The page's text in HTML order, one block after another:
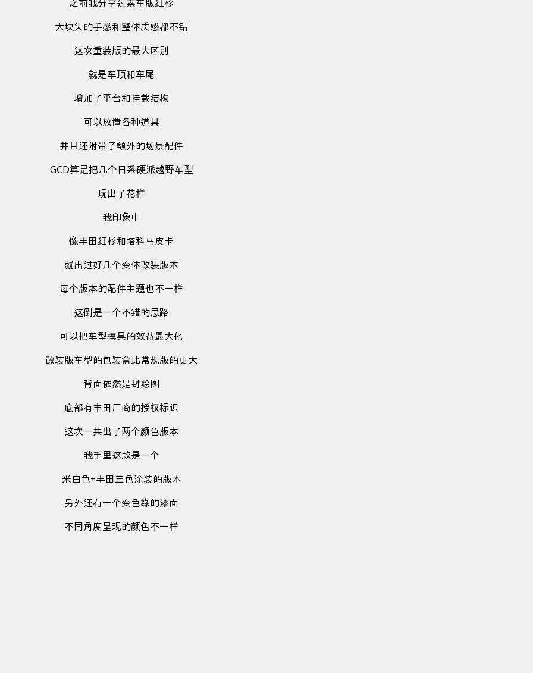
之前我分享过素车版红杉
大块头的手感和整体质感都不错
这次重装版的最大区别
就是车顶和车尾
增加了平台和挂载结构
可以放置各种道具
并且还附带了额外的场景配件
GCD算是把几个日系硬派越野车型
玩出了花样
我印象中
像丰田红杉和塔科马皮卡
就出过好几个变体改装版本
每个版本的配件主题也不一样
这倒是一个不错的思路
可以把车型模具的效益最大化
改装版车型的包装盒比常规版的更大
背面依然是封绘图
底部有丰田厂商的授权标识
这次一共出了两个颜色版本
我手里这款是一个
米白色+丰田三色涂装的版本
另外还有一个变色绿的漆面
不同角度呈现的颜色不一样